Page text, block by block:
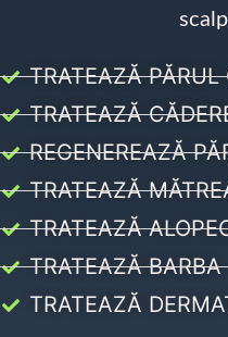
TRATEAZĂ
TRATEAZĂ
REGENEREAZĂ
TRATEAZĂ
TRATEAZĂ
TRATEAZĂ BARBA
TRATEAZĂ